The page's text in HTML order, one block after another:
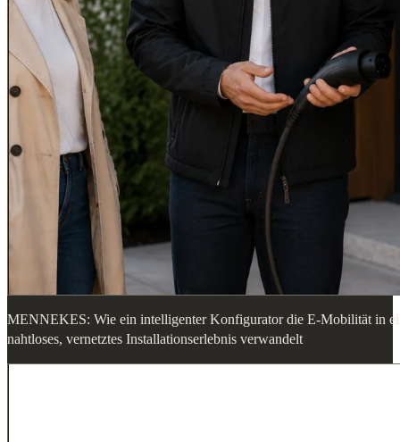
MENNEKES: Wie ein intelligenter Konfigurator die E-Mobilität in
nahtloses, vernetztes Installationserlebnis verwandelt